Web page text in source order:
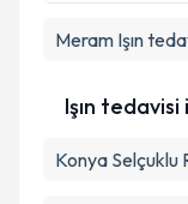
Meram Işın
Işın
Konya Selçuklu